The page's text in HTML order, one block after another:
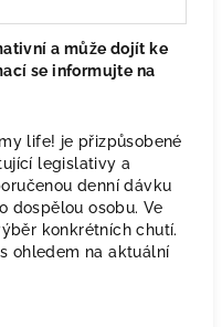
a může dojít ke
se informujte na
life! je přizpůsobené
legislativy a
denní dávku
dospělou osobu. Ve
konkrétních chutí.
ohledem na aktuální